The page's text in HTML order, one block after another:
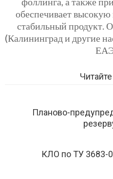
обеспечивает
стабильный продукт.
(Калининград и другие
Планово-
КЛО по ТУ 3683-